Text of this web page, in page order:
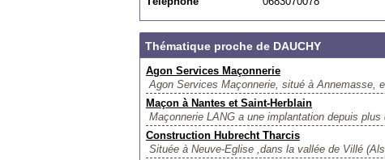
Thématique proche de DAUCHY
Agon Services Maçonnerie
Agon Services Maçonnerie, situé à Annemasse,
Maçon à Nantes et Saint-Herblain
Maçonnerie LANG a une implantation depuis
Construction Hubrecht Tharcis
Située à Neuve-Eglise ,dans la vallée de Villé